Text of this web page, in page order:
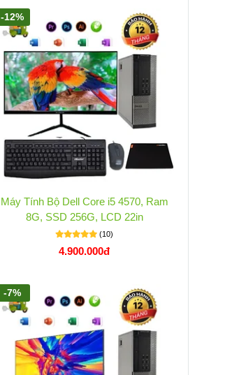
Máy Tính Bộ Dell Core i5 4570, Ram
8G, SSD 256G, LCD 22in
(10)
4.900.000đ
-12%
-7%